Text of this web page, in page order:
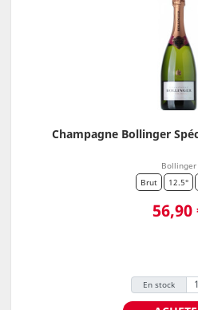
Champagne Bollinger
Bollinger
Brut
12.5°
Prix
56,90
En stock